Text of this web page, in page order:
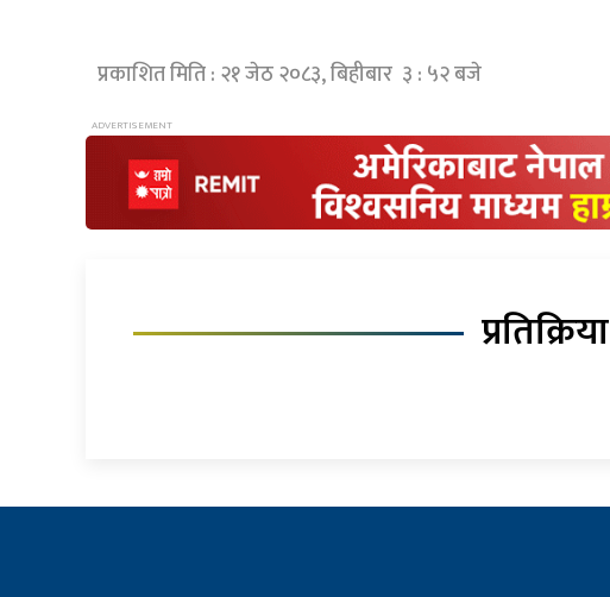
प्रकाशित मिति : २१ जेठ २०८३, बिहीबार ३ : ५२ बजे
प्रतिक्रिया